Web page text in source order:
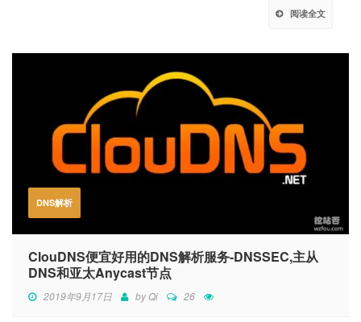
阅读全文
DNS解析
ClouDNS便宜好用的DNS解析服务-DNSSEC,主从
DNS和亚太Anycast节点
2019年9月17日 byQi 26